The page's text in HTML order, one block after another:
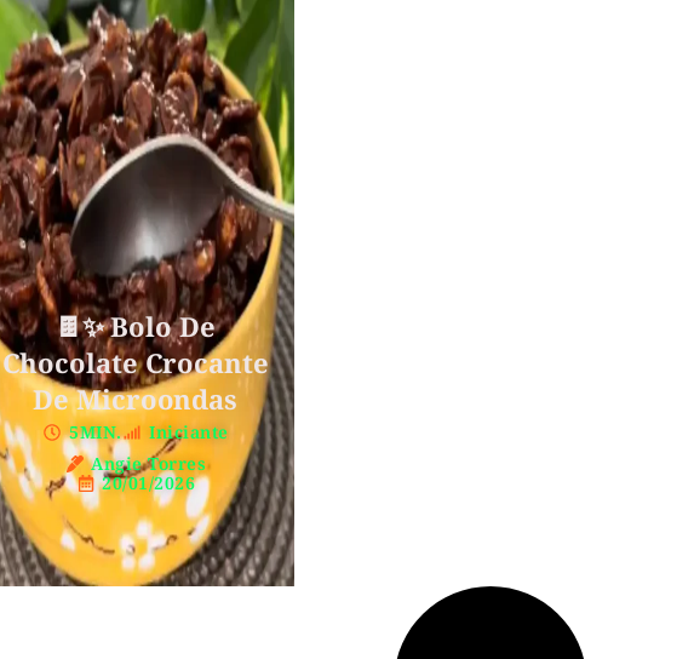
🍫✨ Bolo De
Chocolate Crocante
De Microondas
5MIN.
Iniciante
Angie Torres
20/01/2026